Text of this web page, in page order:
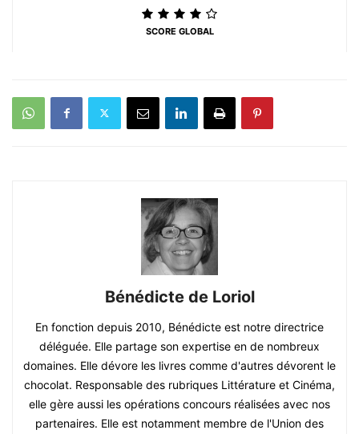
SCORE GLOBAL
Bénédicte de Loriol
En fonction depuis 2010, Bénédicte est notre directrice
déléguée. Elle partage son expertise en de nombreux
domaines. Elle dévore les livres comme d'autres dévorent le
chocolat. Responsable des rubriques Littérature et Cinéma,
elle gère aussi les opérations concours réalisées avec nos
partenaires. Elle est notamment membre de l'Union des